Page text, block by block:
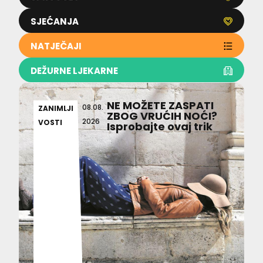
SJEĆANJA
NATJEČAJI
DEŽURNE LJEKARNE
ZANIMLJI
VOSTI
08.08.
2026
NE MOŽETE ZASPATI
ZBOG VRUĆIH NOĆI?
Isprobajte ovaj trik